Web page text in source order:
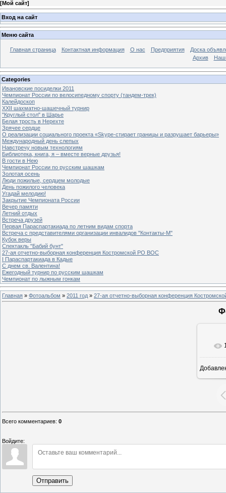
[Мой сайт]
Вход на сайт
Меню сайта
Главная страница Контактная информация О нас Предприятия
Доска
Архив
Categories
Ивановские посиделки 2011
Чемпионат России по велосипедному спорту (тандем-трек)
Калейдоскоп
XXII шахматно-шашечный турнир
"Круглый стол" в Шарье
Белая трость в Нерехте
Зрячее сердце
О реализации социального проекта «Skype-стирает границы и разрушает барьеры»
Международный день слепых
Навстречу новым технологиям
Библиотека, книга, я – вместе верные друзья!
В гости в Нею
Чемпионат России по русским шашкам
Золотая осень
Люди пожилые, сердцем молодые
День пожилого человека
Угадай мелодию!
Закрытие Чемпионата России
Вечер памяти
Летний отдых
Встреча друзей
Первая Параспартакиада по летним видам спорта
Встреча с представителями организации инвалидов "Контакты-М"
Кубок веры
Спектакль "Бабий бунт"
27-ая отчетно-выборная конференция Костромской РО ВОС
I Параспартакиада в Кадые
С днем св. Валентина!
Ежегодный турнир по русским шашкам
Чемпионат по лыжным гонкам
Главная » Фотоальбом » 2011 год » 27-ая отчетно-выборная конференция
Всего комментариев: 0
Войдите:
Отправить